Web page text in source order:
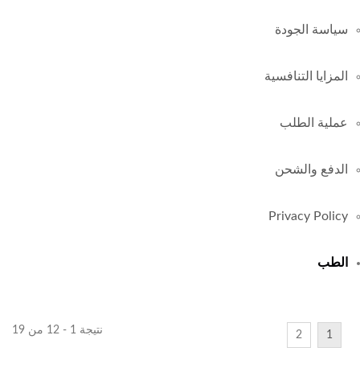
سياسة الجودة
المزايا التنافسية
عملية الطلب
الدفع والشحن
Privacy Policy
الطب
نتيجة 1 - 12 من 19 1
2